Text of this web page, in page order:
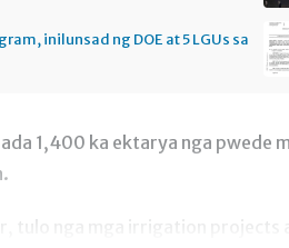
inilunsad ng DOE at 5 LGUs sa
1,400 ka ektarya nga
tulo nga mga irrigation projects